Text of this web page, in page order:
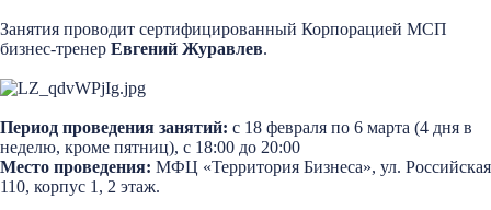
Занятия проводит сертифицированный Корпорацией МСП
бизнес-тренер Евгений Журавлев.
Период проведения занятий: с 18 февраля по 6 марта (4 дня в
неделю, кроме пятниц), с 18:00 до 20:00
Место проведения: МФЦ «Территория Бизнеса», ул. Российская
110, корпус 1, 2 этаж.